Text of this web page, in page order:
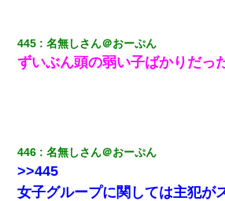
アパートのドアに『ハンザイ者！この人は
張り紙が！大家「面倒はごめんだよ」私
見回りで犯人が捕まったが、それが…｜
今日夫の実家に泊ったんだけど、朝起きた
リしてた
445 名無しさん＠おーぷん
ずいぶん頭の弱い子ばかりだっ
446 名無しさん＠おーぷん
>>445
女子グループに関しては主犯が